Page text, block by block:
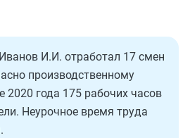
И.И. отработал 17 смен
производственному
2020 года 175 рабочих часов
Неурочное время труда